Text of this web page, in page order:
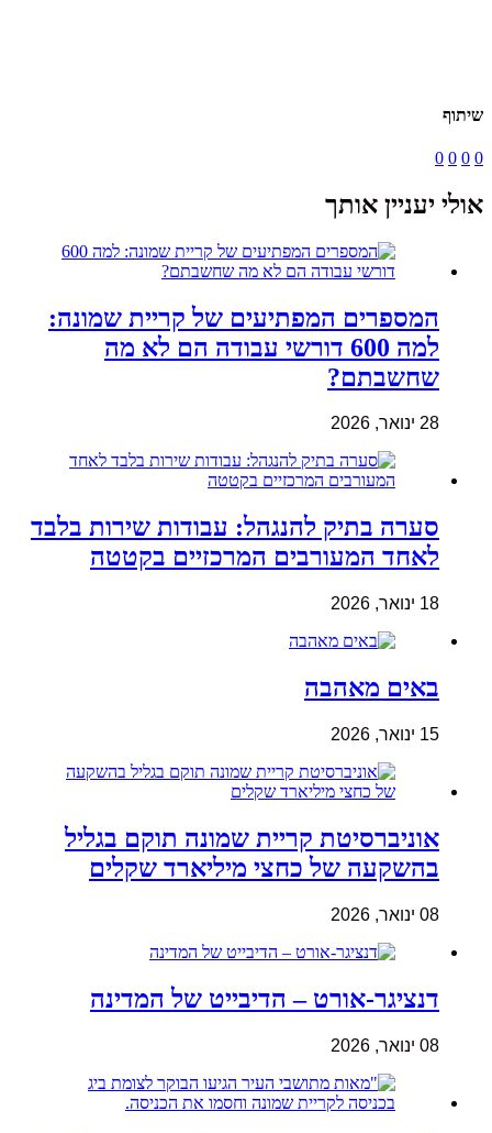
שיתוף
0
0
0
0
אולי יעניין אותך
המספרים המפתיעים של קריית שמונה:
למה 600 דורשי עבודה הם לא מה
שחשבתם?
28 ינואר, 2026
סערה בתיק להנגהל: עבודות שירות בלבד
לאחד המעורבים המרכזיים בקטטה
18 ינואר, 2026
באים מאהבה
15 ינואר, 2026
אוניברסיטת קריית שמונה תוקם בגליל
בהשקעה של כחצי מיליארד שקלים
08 ינואר, 2026
דנציגר-אורט – הדיבייט של המדינה
08 ינואר, 2026